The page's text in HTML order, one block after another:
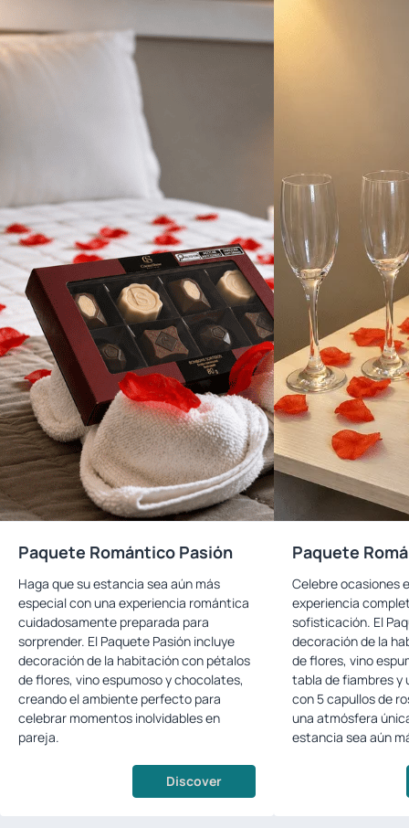
Paquete Romántico Pasión
Haga que su estancia sea aún más
especial con una experiencia romántica
cuidadosamente preparada para
sorprender. El Paquete Pasión incluye
decoración de la habitación con pétalos
de flores, vino espumoso y chocolates,
creando el ambiente perfecto para
celebrar momentos inolvidables en
pareja.
Discover
Paquete
Celebre ocasiones
experiencia
sofisticación. El
decoración de la
de flores, vino
tabla de fiambres y
con 5 capullos de
una atmósfera
estancia sea aún